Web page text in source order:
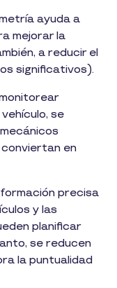
ayuda a
mejorar la
a reducir el
significativos).
se
en
precisa
y las
planificar
se reducen
la puntualidad